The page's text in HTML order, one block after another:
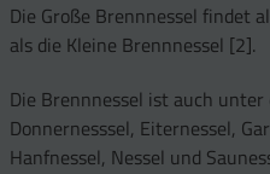
Die Große Brennnessel findet
als die Kleine Brennnessel [2].
Die Brennnessel ist auch unter
Donnernesssel, Eiternessel,
Hanfnessel, Nessel und